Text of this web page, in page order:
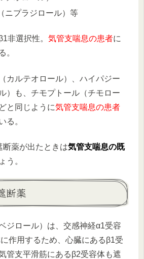
ニプラジロール）等
非選択性。 気管支喘息の患者に
。
カルテオロール）、ハイパジー
）も、チモプトール（チモロー
と同じように気管支喘息の患者
る。
薬が出たときは気管支喘息の既
う。
断薬
ジロール）は、交感神経α1受容
作用するため、心臓にあるβ1受
管支平滑筋にあるβ2受容体も遮